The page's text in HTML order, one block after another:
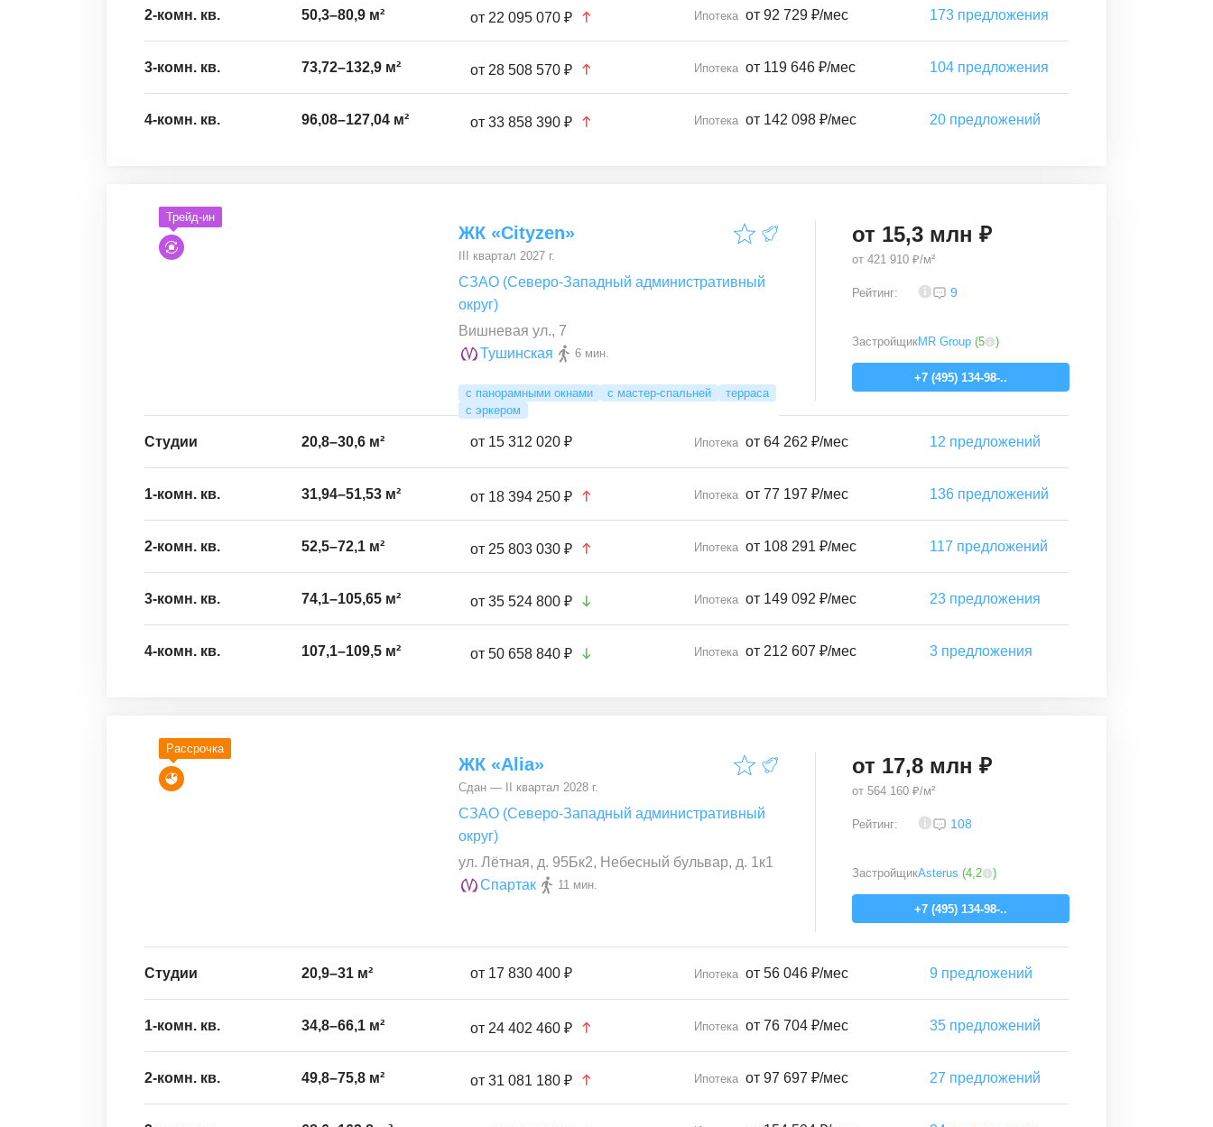
2-комн. кв. 50,3–80,9 м² от 22 095 070 ₽ Ипотека от 92 729 ₽/мес 173 предложения
3-комн. кв. 73,72–132,9 м² от 28 508 570 ₽ Ипотека от 119 646 ₽/мес 104 предложения
4-комн. кв. 96,08–127,04 м² от 33 858 390 ₽ Ипотека от 142 098 ₽/мес 20 предложений
Трейд-ин
ЖК «Cityzen»
III квартал 2027 г.
СЗАО (Северо-Западный административный
округ)
Вишневая ул., 7
Тушинская
6 мин.
с панорамными окнами с мастер-спальней
терраса
с эркером
от 15,3 млн ₽
от 421 910 ₽/м²
Рейтинг: 9
ЗастройщикMR Group (5 )
+7 (495) 134-98-..
Студии 20,8–30,6 м² от 15 312 020 ₽ Ипотека от 64 262 ₽/мес 12 предложений
1-комн. кв. 31,94–51,53 м² от 18 394 250 ₽ Ипотека от 77 197 ₽/мес 136 предложений
2-комн. кв. 52,5–72,1 м² от 25 803 030 ₽ Ипотека от 108 291 ₽/мес 117 предложений
3-комн. кв. 74,1–105,65 м² от 35 524 800 ₽ Ипотека от 149 092 ₽/мес 23 предложения
4-комн. кв. 107,1–109,5 м² от 50 658 840 ₽ Ипотека от 212 607 ₽/мес 3 предложения
Рассрочка
ЖК «Alia»
Сдан — II квартал 2028 г.
СЗАО (Северо-Западный административный
округ)
ул. Лётная, д. 95Бк2, Небесный бульвар, д. 1к1
Спартак
11 мин.
от 17,8 млн ₽
от 564 160 ₽/м²
Рейтинг: 108
ЗастройщикAsterus (4,2 )
+7 (495) 134-98-..
Студии 20,9–31 м² от 17 830 400 ₽ Ипотека от 56 046 ₽/мес 9 предложений
1-комн. кв. 34,8–66,1 м² от 24 402 460 ₽ Ипотека от 76 704 ₽/мес 35 предложений
2-комн. кв. 49,8–75,8 м² от 31 081 180 ₽ Ипотека от 97 697 ₽/мес 27 предложений